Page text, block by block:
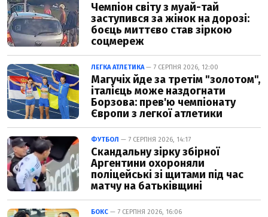
Чемпіон світу з муай-тай
заступився за жінок на дорозі:
боєць миттєво став зіркою
соцмереж
ЛЕГКА АТЛЕТИКА— 7 СЕРПНЯ 2026, 12:00
Магучіх йде за третім "золотом",
італієць може наздогнати
Борзова: прев'ю чемпіонату
Європи з легкої атлетики
ФУТБОЛ — 7 СЕРПНЯ 2026, 14:17
Скандальну зірку збірної
Аргентини охороняли
поліцейські зі щитами під час
матчу на батьківщині
БОКС — 7 СЕРПНЯ 2026, 16:06